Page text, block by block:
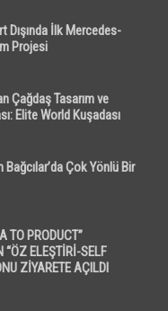
Dışında İlk Mercedes-
Projesi
Çağdaş Tasarım ve
Elite World Kuşadası
Çok Yönlü Bir
TO PRODUCT”
“ÖZ ELEŞTİRİ-SELF
ZİYARETE AÇILDI